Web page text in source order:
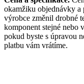
okamžiku objednávky a
výrobce změnil drobné
komponent stejné nebo
pokud byste s úpravou
platbu vám vrátíme.